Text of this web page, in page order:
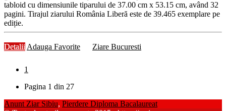
tabloid cu dimensiunile tiparului de 37.00 cm x 53.15 cm, având 32
pagini. Tirajul ziarului România Liberă este de 39.465 exemplare pe
ediție.
Detalii Adauga Favorite Ziare Bucuresti
1
Pagina 1 din 27
Anunt Ziar Sibiu, Pierdere Diploma Bacalaureat